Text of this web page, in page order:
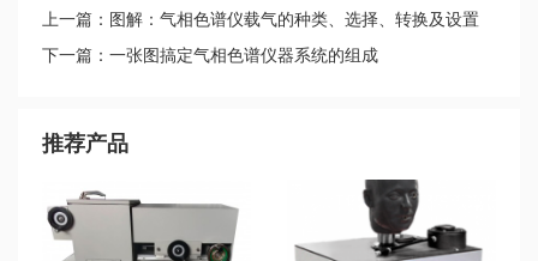
上一篇：图解：气相色谱仪载气的种类、选择、转换及设置
下一篇：一张图搞定气相色谱仪器系统的组成
推荐产品